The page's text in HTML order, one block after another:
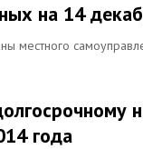
на 14
местного
года